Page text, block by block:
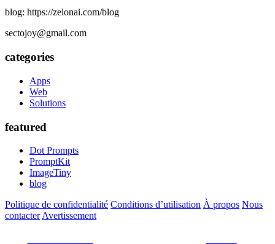
blog: https://zelonai.com/blog
sectojoy@gmail.com
categories
Apps
Web
Solutions
featured
Dot Prompts
PromptKit
ImageTiny
blog
Politique de confidentialité Conditions d’utilisation À propos Nous
contacter Avertissement